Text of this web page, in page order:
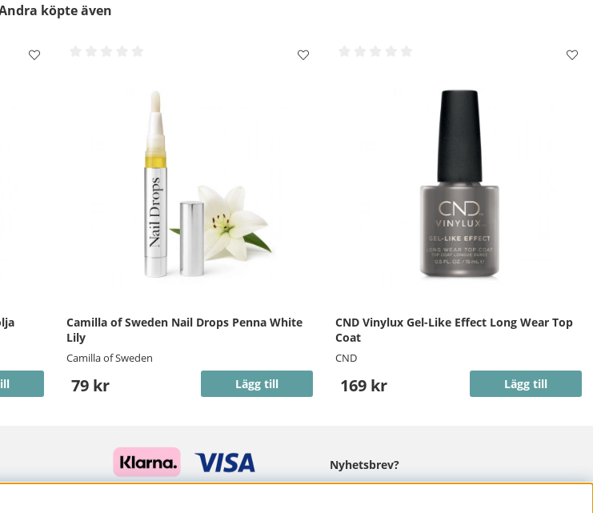
köpte även
Camilla of Sweden Nail Drops Penna White
Lily
Camilla of Sweden
79 kr Lägg till
CND Vinylux Gel-Like Effect Long Wear Top
Coat
CND
169 kr Lägg till
Nyhetsbrev?